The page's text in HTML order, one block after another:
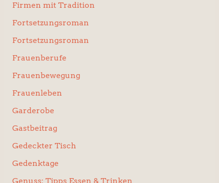
Firmen mit Tradition
Fortsetzungsroman
Fortsetzungsroman
Frauenberufe
Frauenbewegung
Frauenleben
Garderobe
Gastbeitrag
Gedeckter Tisch
Gedenktage
Genuss: Tipps Essen & Trinken